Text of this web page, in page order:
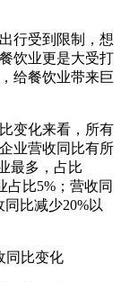
行受到限制，想
饮业更是大受打
给餐饮业带来巨
变化来看，所有
业营收同比有所
最多，占比
占比5%；营收同
比减少20%以